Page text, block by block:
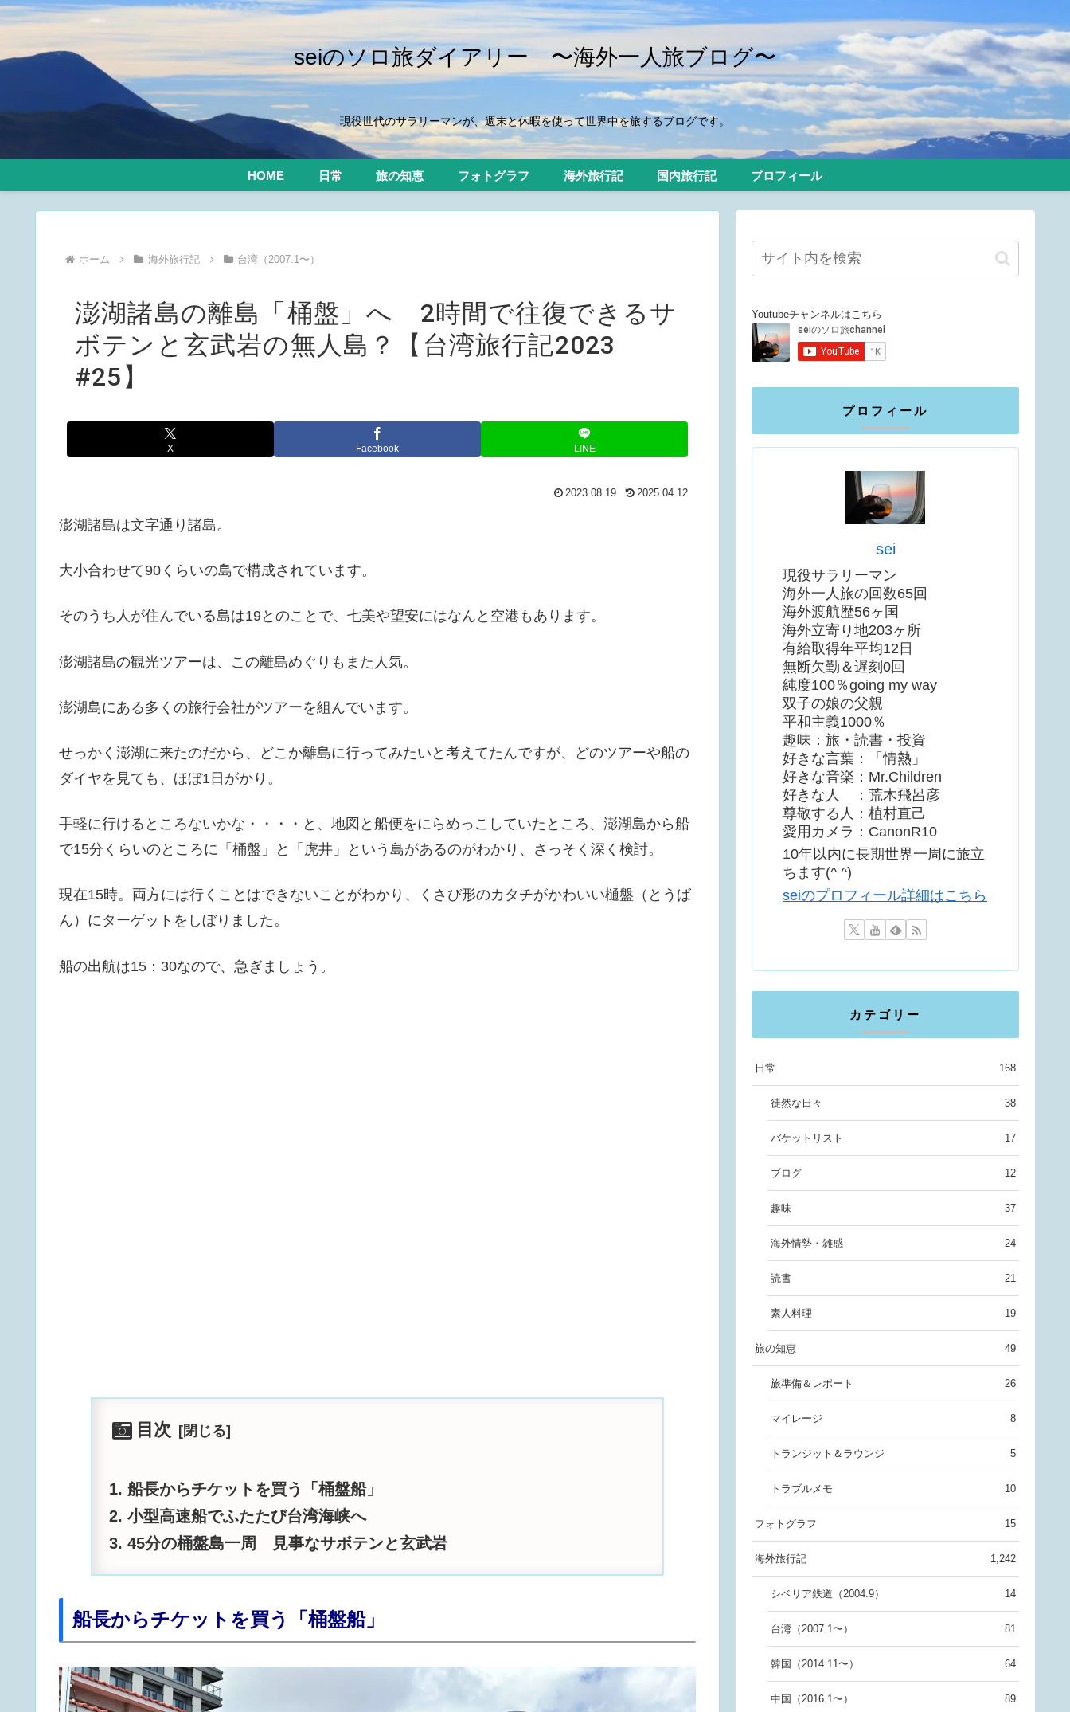
seiのソロ旅ダイアリー 〜海外一人旅ブログ〜
現役世代のサラリーマンが、週末と休暇を使って世界中を旅するブログです。
HOME 日常 旅の知恵 フォトグラフ 海外旅行記 国内旅行記 プロフィール
ホーム 海外旅行記 台湾（2007.1〜）
澎湖諸島の離島「桶盤」へ 2時間で往復できるサ
ボテンと玄武岩の無人島？【台湾旅行記2023
#25】
X Facebook LINE
2023.08.19 2025.04.12
澎湖諸島は文字通り諸島。
大小合わせて90くらいの島で構成されています。
そのうち人が住んでいる島は19とのことで、七美や望安にはなんと空港もあります。
澎湖諸島の観光ツアーは、この離島めぐりもまた人気。
澎湖島にある多くの旅行会社がツアーを組んでいます。
せっかく澎湖に来たのだから、どこか離島に行ってみたいと考えてたんですが、どのツアーや船の
ダイヤを見ても、ほぼ1日がかり。
手軽に行けるところないかな・・・・と、地図と船便をにらめっこしていたところ、澎湖島から船
で15分くらいのところに「桶盤」と「虎井」という島があるのがわかり、さっそく深く検討。
現在15時。両方には行くことはできないことがわかり、くさび形のカタチがかわいい樋盤（とうば
ん）にターゲットをしぼりました。
船の出航は15：30なので、急ぎましょう。
目次
船長からチケットを買う「桶盤船」
小型高速船でふたたび台湾海峡へ
45分の桶盤島一周 見事なサボテンと玄武岩
船長からチケットを買う「桶盤船」
Youtubeチャンネルはこちら
プロフィール
sei
現役サラリーマン
海外一人旅の回数65回
海外渡航歴56ヶ国
海外立寄り地203ヶ所
有給取得年平均12日
無断欠勤＆遅刻0回
純度100％going my way
双子の娘の父親
平和主義1000％
趣味：旅・読書・投資
好きな言葉：「情熱」
好きな音楽：Mr.Children
好きな人 ：荒木飛呂彦
尊敬する人：植村直己
愛用カメラ：CanonR10
10年以内に長期世界一周に旅立
ちます(^ ^)
seiのプロフィール詳細はこちら
カテゴリー
日常 168
徒然な日々 38
バケットリスト 17
ブログ 12
趣味 37
海外情勢・雑感 24
読書 21
素人料理 19
旅の知恵 49
旅準備＆レポート 26
マイレージ 8
トランジット＆ラウンジ 5
トラブルメモ 10
フォトグラフ 15
海外旅行記 1,242
シベリア鉄道（2004.9） 14
台湾（2007.1〜） 81
韓国（2014.11〜） 64
中国（2016.1〜） 89